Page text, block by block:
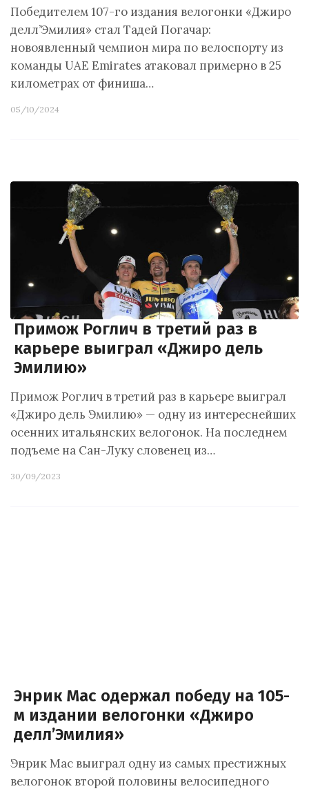
Победителем 107-го издания велогонки «Джиро
делл’Эмилия» стал Тадей Погачар:
новоявленный чемпион мира по велоспорту из
команды UAE Emirates атаковал примерно в 25
километрах от финиша…
05/10/2024
Примож Роглич в третий раз в
карьере выиграл «Джиро дель
Эмилию»
Примож Роглич в третий раз в карьере выиграл
«Джиро дель Эмилию» — одну из интереснейших
осенних итальянских велогонок. На последнем
подъеме на Сан-Луку словенец из…
30/09/2023
Энрик Мас одержал победу на 105-
м издании велогонки «Джиро
делл’Эмилия»
Энрик Мас выиграл одну из самых престижных
велогонок второй половины велосипедного